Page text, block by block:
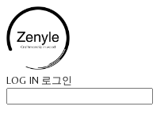
LOG IN 로그인